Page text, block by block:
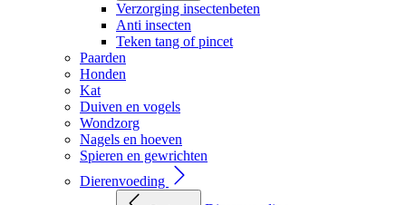
Verzorging insectenbeten
Anti insecten
Teken tang of pincet
Paarden
Honden
Kat
Duiven en vogels
Wondzorg
Nagels en hoeven
Spieren en gewrichten
Dierenvoeding